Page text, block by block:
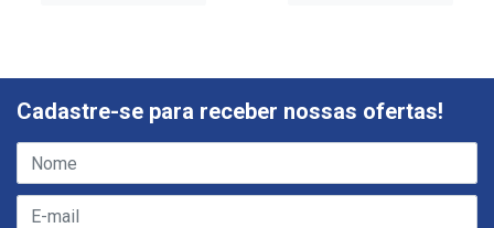
Cadastre-se para receber nossas ofertas!